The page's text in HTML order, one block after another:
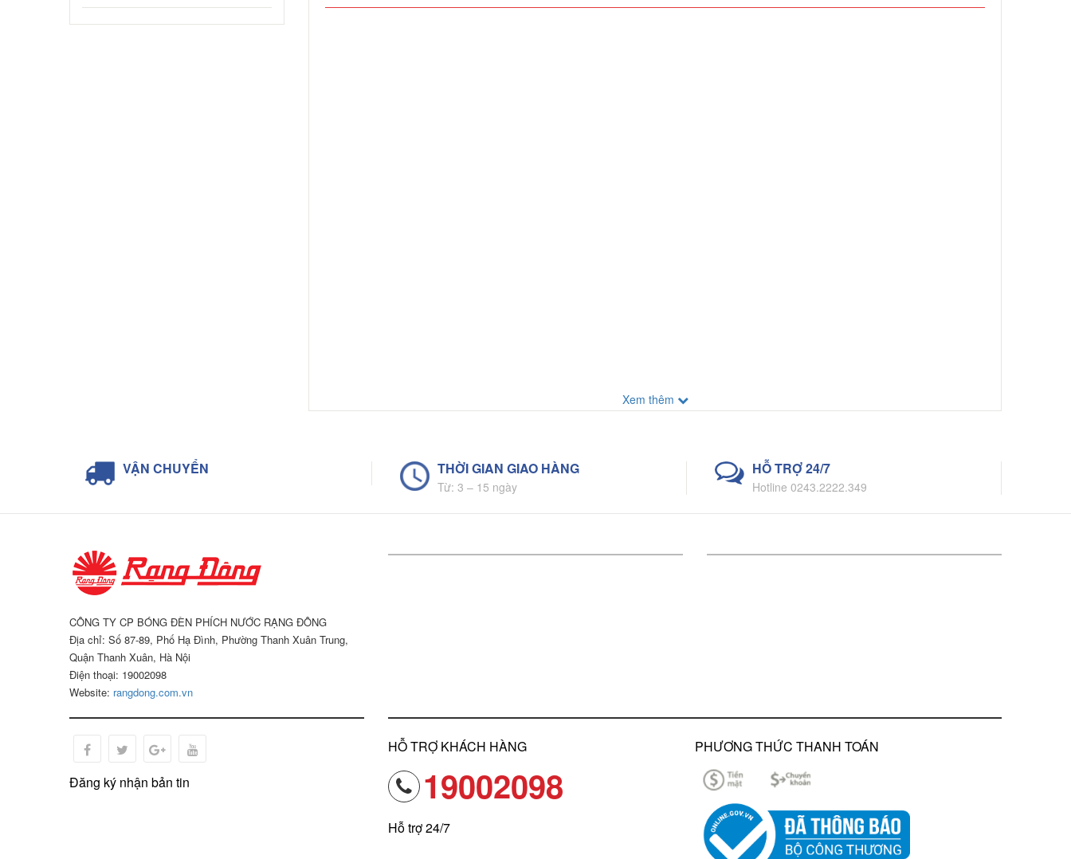
Xem thêm
VẬN CHUYỂN THỜI GIAN GIAO HÀNG
Từ: 3 – 15 ngày
HỖ TRỢ 24/7
Hotline 0243.2222.349
CÔNG TY CP BÓNG ĐÈN PHÍCH NƯỚC RẠNG ĐÔNG
Địa chỉ: Số 87-89, Phố Hạ Đình, Phường Thanh Xuân Trung,
Quận Thanh Xuân, Hà Nội
Điện thoại: 19002098
Website: rangdong.com.vn
Đăng ký nhận bản tin
HỖ TRỢ KHÁCH HÀNG
19002098
Hỗ trợ 24/7
PHƯƠNG THỨC THANH TOÁN